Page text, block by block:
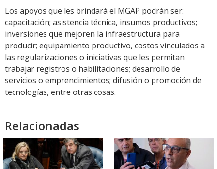
Los apoyos que les brindará el MGAP podrán ser:
capacitación; asistencia técnica, insumos productivos;
inversiones que mejoren la infraestructura para
producir; equipamiento productivo, costos vinculados a
las regularizaciones o iniciativas que les permitan
trabajar registros o habilitaciones; desarrollo de
servicios o emprendimientos; difusión o promoción de
tecnologías, entre otras cosas.
Relacionadas